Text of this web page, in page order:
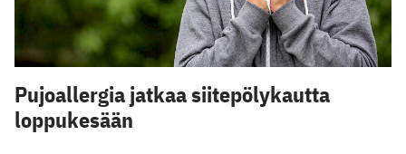
Pujoallergia jatkaa siitepölykautta
loppukesään